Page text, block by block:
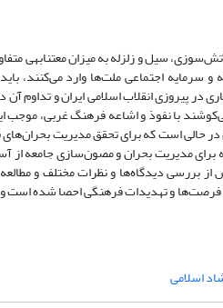
سیل و زلزله به میزان معتنابهی
اجتماعی ملت‌ها وارد می‌کنند،
پیروزی انقلاب اسلامی ایران و تداوم
با نفوذ و اشاعه فرهنگ غربی، موجب
حالی است که برای تحقق مدیریت
مدیریت بحران و مصون‌سازی جامعه از
بررسی دیدگاه‌ها و نظرات مختلف و
فرصت‌ها و تهدیدات فرهنگی احصا شده
اسلامی